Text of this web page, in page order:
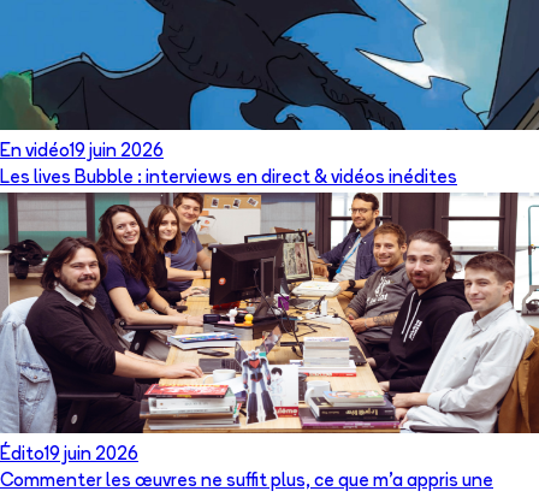
En vidéo19 juin 2026
Les lives Bubble : interviews en direct & vidéos inédites
Édito19 juin 2026
Commenter les œuvres ne suffit plus, ce que m’a appris une